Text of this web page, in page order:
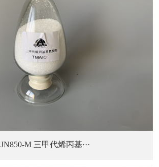
JN850-M 三甲代烯丙基···